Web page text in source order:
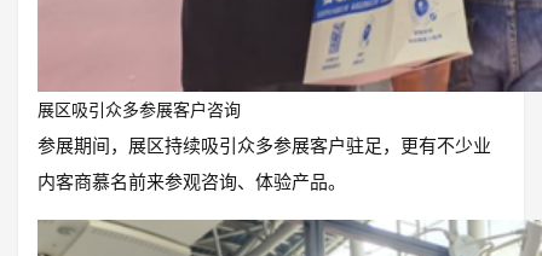
展区吸引众多参展客户咨询
参展期间，展区持续吸引众多参展客户驻足，更有不少业
内客商慕名前来参观咨询、体验产品。